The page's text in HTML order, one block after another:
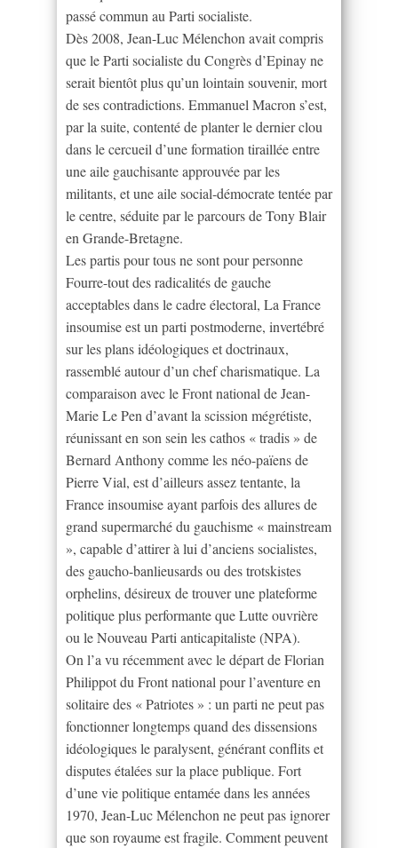
passé commun au Parti socialiste.
Dès 2008, Jean-Luc Mélenchon avait compris
que le Parti socialiste du Congrès d’Epinay ne
serait bientôt plus qu’un lointain souvenir, mort
de ses contradictions. Emmanuel Macron s’est,
par la suite, contenté de planter le dernier clou
dans le cercueil d’une formation tiraillée entre
une aile gauchisante approuvée par les
militants, et une aile social-démocrate tentée par
le centre, séduite par le parcours de Tony Blair
en Grande-Bretagne.
Les partis pour tous ne sont pour personne
Fourre-tout des radicalités de gauche
acceptables dans le cadre électoral, La France
insoumise est un parti postmoderne, invertébré
sur les plans idéologiques et doctrinaux,
rassemblé autour d’un chef charismatique. La
comparaison avec le Front national de Jean-
Marie Le Pen d’avant la scission mégrétiste,
réunissant en son sein les cathos « tradis » de
Bernard Anthony comme les néo-païens de
Pierre Vial, est d’ailleurs assez tentante, la
France insoumise ayant parfois des allures de
grand supermarché du gauchisme « mainstream
», capable d’attirer à lui d’anciens socialistes,
des gaucho-banlieusards ou des trotskistes
orphelins, désireux de trouver une plateforme
politique plus performante que Lutte ouvrière
ou le Nouveau Parti anticapitaliste (NPA).
On l’a vu récemment avec le départ de Florian
Philippot du Front national pour l’aventure en
solitaire des « Patriotes » : un parti ne peut pas
fonctionner longtemps quand des dissensions
idéologiques le paralysent, générant conflits et
disputes étalées sur la place publique. Fort
d’une vie politique entamée dans les années
1970, Jean-Luc Mélenchon ne peut pas ignorer
que son royaume est fragile. Comment peuvent